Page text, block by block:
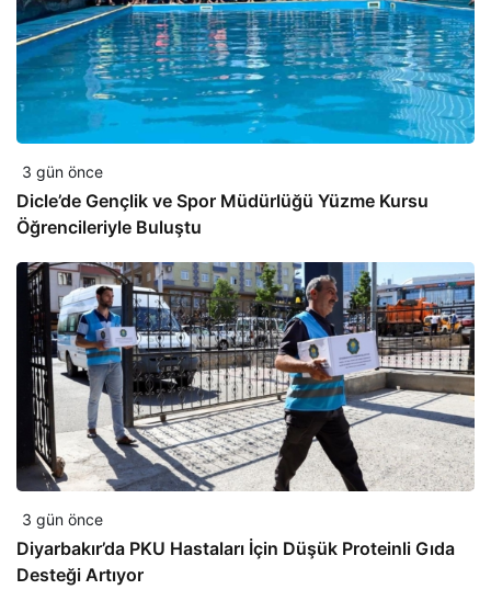
3 gün önce
Dicle’de Gençlik ve Spor Müdürlüğü Yüzme Kursu
Öğrencileriyle Buluştu
3 gün önce
Diyarbakır’da PKU Hastaları İçin Düşük Proteinli Gıda
Desteği Artıyor